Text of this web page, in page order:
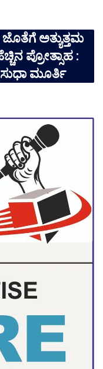
ಅತ್ಯುತ್ತಮ
ಪ್ರೋತ್ಸಾಹ :
ಸುಧಾ ಮೂರ್ತಿ